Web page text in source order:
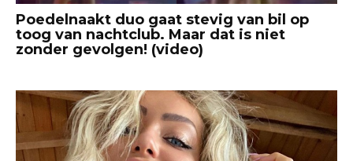
Poedelnaakt duo gaat stevig van bil op
toog van nachtclub. Maar dat is niet
zonder gevolgen! (video)